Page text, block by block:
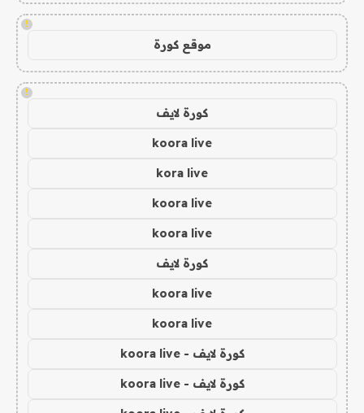
!
موقع كورة
!
كورة لايف
koora live
kora live
koora live
koora live
كورة لايف
koora live
koora live
كورة لايف - koora live
كورة لايف - koora live